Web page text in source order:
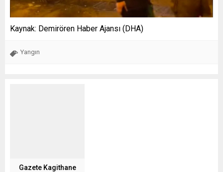
Kaynak: Demirören Haber Ajansı (DHA)
Yangın
Gazete Kagithane